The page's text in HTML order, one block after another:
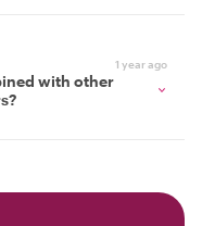
1 year ago
with other